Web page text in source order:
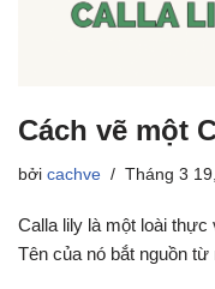
Cách vẽ một
bởi cachve Tháng 3
Calla lily là một loài
Tên của nó bắt nguồn